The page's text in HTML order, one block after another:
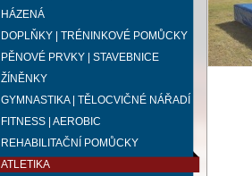
HÁZENÁ
DOPLŇKY | TRÉNINKOVÉ POMŮCKY
PĚNOVÉ PRVKY | STAVEBNICE
ŽÍNĚNKY
GYMNASTIKA | TĚLOCVIČNÉ NÁŘADÍ
FITNESS | AEROBIC
REHABILITAČNÍ POMŮCKY
ATLETIKA